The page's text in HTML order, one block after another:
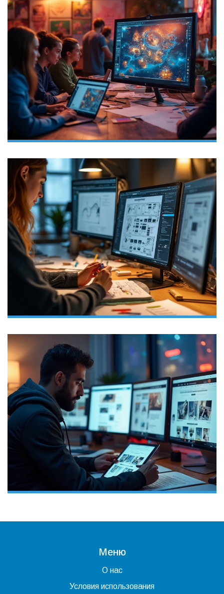
Меню
О нас
Условия использования